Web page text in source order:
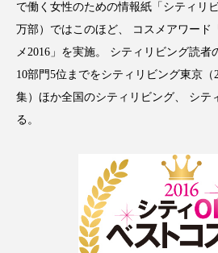
Gemini Instagram SaaS
TikTok アスタキサンチン
アスレジャーコスメ アレル
インタビュー インナービュ
インナービューティーアワード2025
で働く女性のための情報紙「シティリ
万部）ではこのほど、 コスメアワード
メ2016」を実施。 シティリビング読者
10部門5位までをシティリビング東京（
集）ほか全国のシティリビング、 シテ
る。